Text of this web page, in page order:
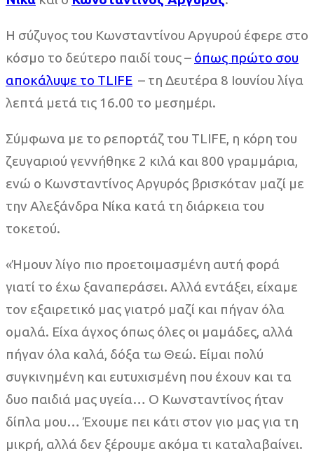
Η σύζυγος του Κωνσταντίνου Αργυρού έφερε στο
κόσμο το δεύτερο παιδί τους – όπως πρώτο σου
αποκάλυψε το TLIFE – τη Δευτέρα 8 Ιουνίου λίγα
λεπτά μετά τις 16.00 το μεσημέρι.
Σύμφωνα με το ρεπορτάζ του TLIFE, η κόρη του
ζευγαριού γεννήθηκε 2 κιλά και 800 γραμμάρια,
ενώ ο Κωνσταντίνος Αργυρός βρισκόταν μαζί με
την Αλεξάνδρα Νίκα κατά τη διάρκεια του
τοκετού.
«Ήμουν λίγο πιο προετοιμασμένη αυτή φορά
γιατί το έχω ξαναπεράσει. Αλλά εντάξει, είχαμε
τον εξαιρετικό μας γιατρό μαζί και πήγαν όλα
ομαλά. Είχα άγχος όπως όλες οι μαμάδες, αλλά
πήγαν όλα καλά, δόξα τω Θεώ. Είμαι πολύ
συγκινημένη και ευτυχισμένη που έχουν και τα
δυο παιδιά μας υγεία… Ο Κωνσταντίνος ήταν
δίπλα μου… Έχουμε πει κάτι στον γιο μας για τη
μικρή, αλλά δεν ξέρουμε ακόμα τι καταλαβαίνει.